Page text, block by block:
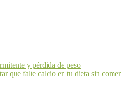
y pérdida de peso
que falte calcio en tu dieta sin comer